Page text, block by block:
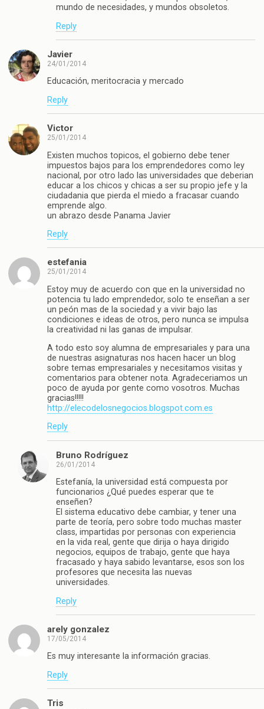
mundo de necesidades, y mundos obsoletos.
Reply
Javier
24/01/2014
Educación, meritocracia y mercado
Reply
Victor
25/01/2014
Existen muchos topicos, el gobierno debe tener
impuestos bajos para los emprendedores como ley
nacional, por otro lado las universidades que deberian
educar a los chicos y chicas a ser su propio jefe y la
ciudadania que pierda el miedo a fracasar cuando
emprende algo.
un abrazo desde Panama Javier
Reply
estefania
25/01/2014
Estoy muy de acuerdo con que en la universidad no
potencia tu lado emprendedor, solo te enseñan a ser
un peón mas de la sociedad y a vivir bajo las
condiciones e ideas de otros, pero nunca se impulsa
la creatividad ni las ganas de impulsar.
A todo esto soy alumna de empresariales y para una
de nuestras asignaturas nos hacen hacer un blog
sobre temas empresariales y necesitamos visitas y
comentarios para obtener nota. Agradeceriamos un
poco de ayuda por gente como vosotros. Muchas
gracias!!!!!
http://elecodelosnegocios.blogspot.com.es
Reply
Bruno Rodríguez
26/01/2014
Estefanía, la universidad está compuesta por
funcionarios ¿Qué puedes esperar que te
enseñen?
El sistema educativo debe cambiar, y tener una
parte de teoría, pero sobre todo muchas master
class, impartidas por personas con experiencia
en la vida real, gente que dirija o haya dirigido
negocios, equipos de trabajo, gente que haya
fracasado y haya sabido levantarse, esos son los
profesores que necesita las nuevas
universidades.
Reply
arely gonzalez
17/05/2014
Es muy interesante la información gracias.
Reply
Tris